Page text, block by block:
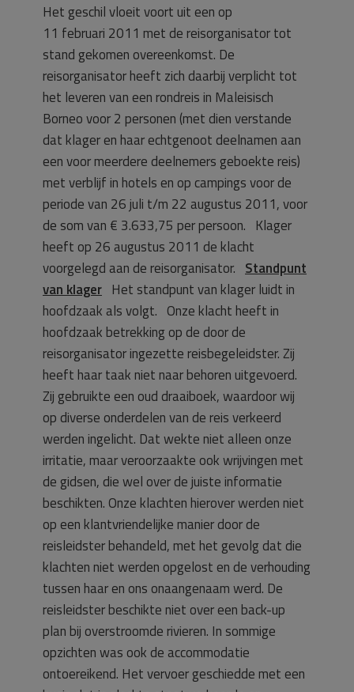
Het geschil vloeit voort uit een op
11 februari 2011 met de reisorganisator tot
stand gekomen overeenkomst. De
reisorganisator heeft zich daarbij verplicht tot
het leveren van een rondreis in Maleisisch
Borneo voor 2 personen (met dien verstande
dat klager en haar echtgenoot deelnamen aan
een voor meerdere deelnemers geboekte reis)
met verblijf in hotels en op campings voor de
periode van 26 juli t/m 22 augustus 2011, voor
de som van € 3.633,75 per persoon. Klager
heeft op 26 augustus 2011 de klacht
voorgelegd aan de reisorganisator. Standpunt
van klager Het standpunt van klager luidt in
hoofdzaak als volgt. Onze klacht heeft in
hoofdzaak betrekking op de door de
reisorganisator ingezette reisbegeleidster. Zij
heeft haar taak niet naar behoren uitgevoerd.
Zij gebruikte een oud draaiboek, waardoor wij
op diverse onderdelen van de reis verkeerd
werden ingelicht. Dat wekte niet alleen onze
irritatie, maar veroorzaakte ook wrijvingen met
de gidsen, die wel over de juiste informatie
beschikten. Onze klachten hierover werden niet
op een klantvriendelijke manier door de
reisleidster behandeld, met het gevolg dat die
klachten niet werden opgelost en de verhouding
tussen haar en ons onaangenaam werd. De
reisleidster beschikte niet over een back-up
plan bij overstroomde rivieren. In sommige
opzichten was ook de accommodatie
ontoereikend. Het vervoer geschiedde met een